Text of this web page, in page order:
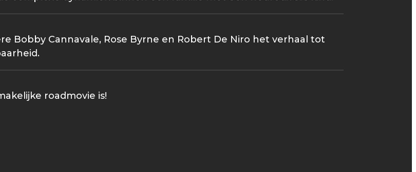
Bobby Cannavale, Rose Byrne en Robert De Niro het verhaal tot
roadmovie is!